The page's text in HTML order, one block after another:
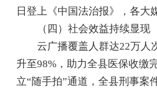
日登上《中国法治报》，各大
（四）社会效益持续显现
云广播覆盖人群达22万人
升至98%，助力全县医保收缴
立“随手拍”通道，全县刑事案